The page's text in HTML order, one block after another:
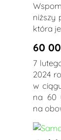
niższy
która
60
7
2024
w
na 60
na